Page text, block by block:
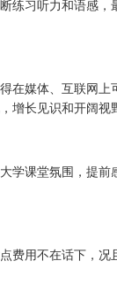
习听力和语感
媒体、互联网
长见识和开阔视
学课堂氛围，提
费用不在话下，